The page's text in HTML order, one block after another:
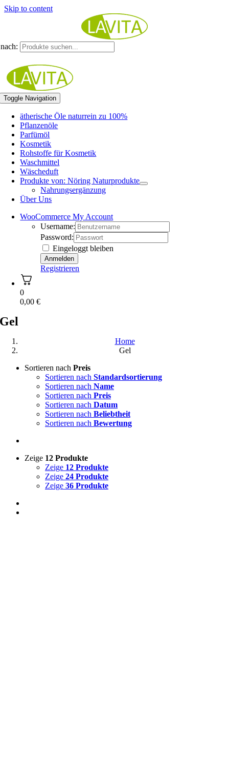
Skip to content
Toggle Navigation
ätherische Öle naturrein zu 100%
Pflanzenöle
Parfümöl
Kosmetik
Rohstoffe für Kosmetik
Waschmittel
Wäscheduft
Produkte von: Nöring Naturprodukte
Nahrungsergänzung
Über Uns
WooCommerce My Account
Username:
Password:
Eingeloggt bleiben
Registrieren
0
0,00€
Gel
Home
Gel
Sortieren nach Preis
Sortieren nach Standardsortierung
Sortieren nach Name
Sortieren nach Preis
Sortieren nach Datum
Sortieren nach Beliebtheit
Sortieren nach Bewertung
Zeige 12 Produkte
Zeige 12 Produkte
Zeige 24 Produkte
Zeige 36 Produkte